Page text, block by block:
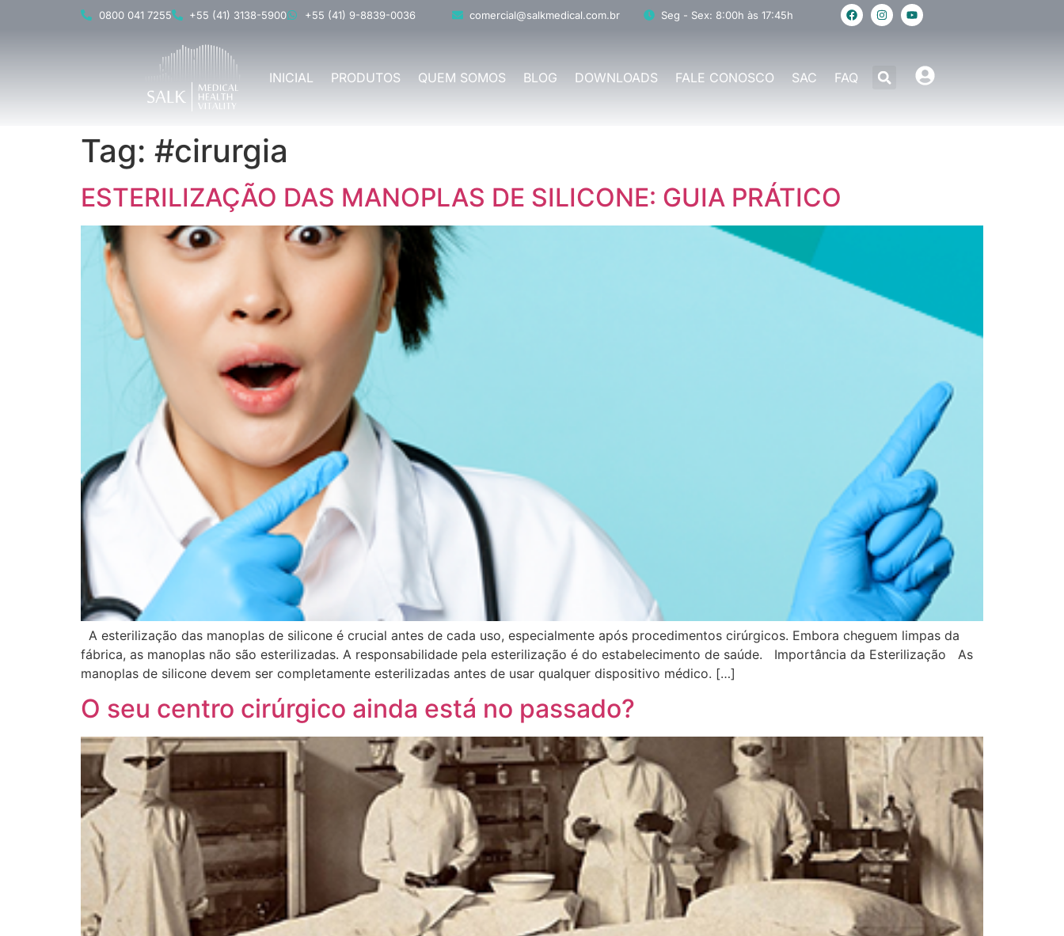
0800 041 7255 +55 (41) 3138-5900 +55 (41) 9-8839-0036 comercial@salkmedical.com.br Seg - Sex: 8:00h às 17:45h
INICIAL PRODUTOS QUEM SOMOS BLOG DOWNLOADS FALE CONOSCO SAC FAQ
Tag: #cirurgia
ESTERILIZAÇÃO DAS MANOPLAS DE SILICONE: GUIA PRÁTICO
A esterilização das manoplas de silicone é crucial antes de cada uso, especialmente após procedimentos cirúrgicos. Embora cheguem limpas da
fábrica, as manoplas não são esterilizadas. A responsabilidade pela esterilização é do estabelecimento de saúde. Importância da Esterilização As
manoplas de silicone devem ser completamente esterilizadas antes de usar qualquer dispositivo médico. […]
O seu centro cirúrgico ainda está no passado?